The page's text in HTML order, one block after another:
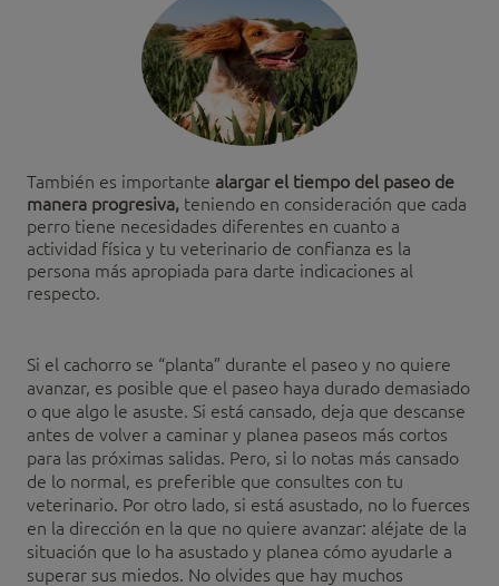
También es importante alargar el tiempo del paseo de
manera progresiva, teniendo en consideración que cada
perro tiene necesidades diferentes en cuanto a
actividad física y tu veterinario de confianza es la
persona más apropiada para darte indicaciones al
respecto.
Si el cachorro se “planta” durante el paseo y no quiere
avanzar, es posible que el paseo haya durado demasiado
o que algo le asuste. Si está cansado, deja que descanse
antes de volver a caminar y planea paseos más cortos
para las próximas salidas. Pero, si lo notas más cansado
de lo normal, es preferible que consultes con tu
veterinario. Por otro lado, si está asustado, no lo fuerces
en la dirección en la que no quiere avanzar: aléjate de la
situación que lo ha asustado y planea cómo ayudarle a
superar sus miedos. No olvides que hay muchos